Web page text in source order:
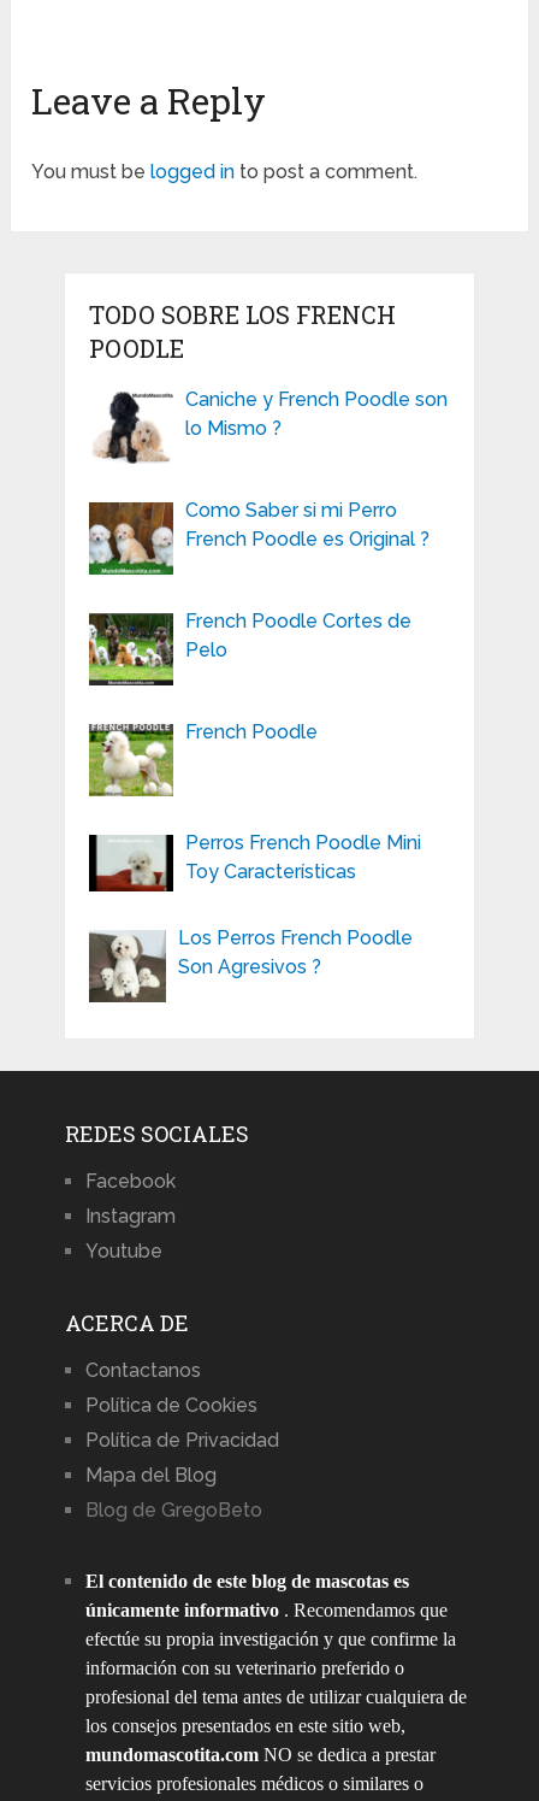
Leave a Reply
You must belogged in to post a comment.
TODO SOBRE LOS FRENCH
POODLE
Caniche y French Poodle son
lo Mismo ?
Como Saber si mi Perro
French Poodle es Original ?
French Poodle Cortes de
Pelo
French Poodle
Perros French Poodle Mini
Toy Características
Los Perros French Poodle
Son Agresivos ?
REDES SOCIALES
Facebook
Instagram
Youtube
ACERCA DE
Contactanos
Política de Cookies
Política de Privacidad
Mapa del Blog
Blog de GregoBeto
El contenido de este blog de mascotas es
únicamente informativo. Recomendamos que
efectúe su propia investigación y que confirme la
información con su veterinario preferido o
profesional del tema antes de utilizar cualquiera de
los consejos presentados en este sitio web,
mundomascotita.comNO se dedica a prestar
servicios profesionales médicos o similares o